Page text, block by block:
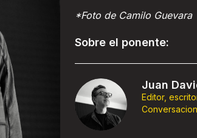
*Foto de Camilo Guevara
Sobre el ponente:
Juan
Editor,